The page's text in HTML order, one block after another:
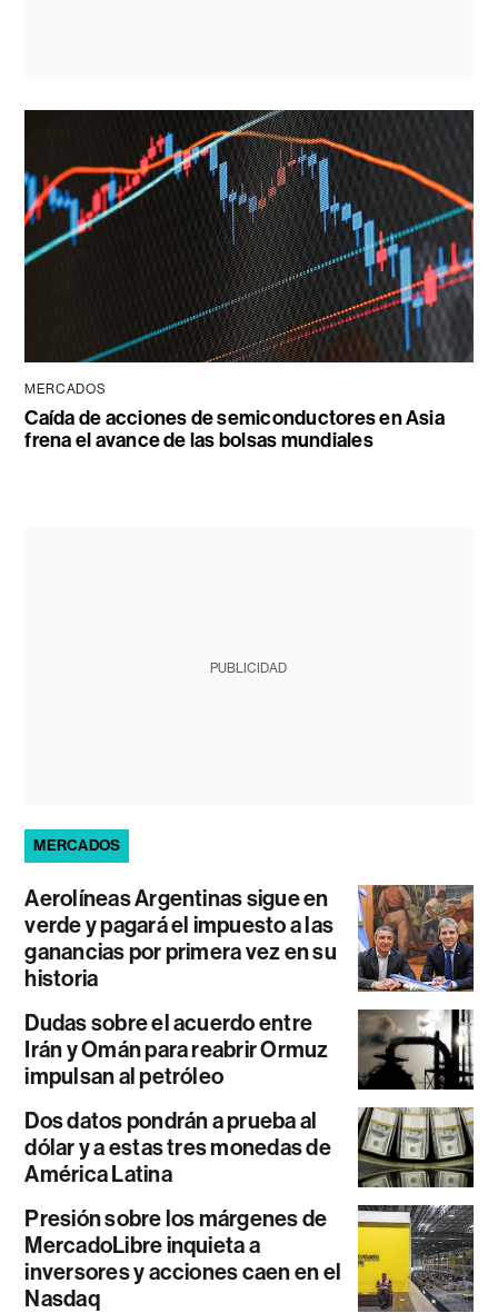
MERCADOS
Caída de acciones de semiconductores en Asia
frena el avance de las bolsas mundiales
PUBLICIDAD
MERCADOS
Aerolíneas Argentinas sigue en
verde y pagará el impuesto a las
ganancias por primera vez en su
historia
Dudas sobre el acuerdo entre
Irán y Omán para reabrir Ormuz
impulsan al petróleo
Dos datos pondrán a prueba al
dólar y a estas tres monedas de
América Latina
Presión sobre los márgenes de
MercadoLibre inquieta a
inversores y acciones caen en el
Nasdaq